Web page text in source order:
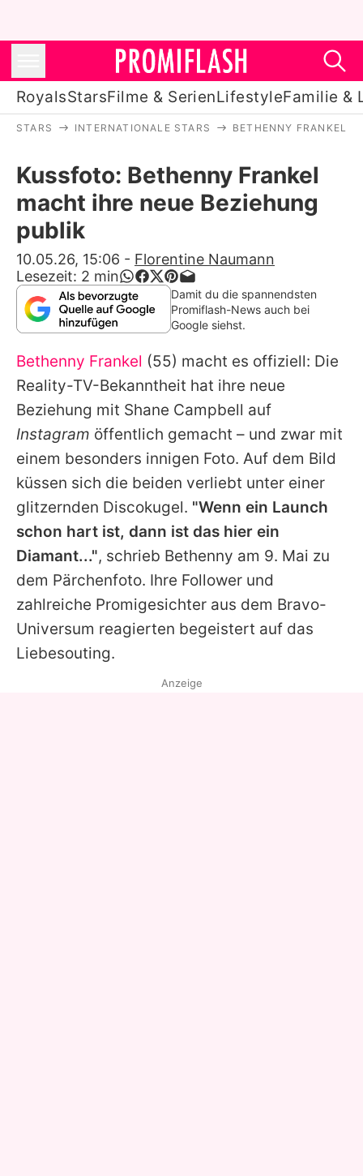
RoyalsStarsFilme & SerienLifestyleFamilie &
Stars
Filme & Serien
Lifestyle
Familie & Liebe
Promiflash Exklusiv
Alle Themen auf Promiflash
Jobs
App runterladen
Team
Redaktionelle Richtlinien
Impressum
Datenschutzerklärung
Nutzungsbedingungen
STARS INTERNATIONALE STARS BETHENNY FRANKEL
Kussfoto: Bethenny Frankel
macht ihre neue Beziehung
publik
10.05.26, 15:06 - Florentine Naumann
Lesezeit: 2 min
Damit du die spannendsten
Promiflash-News auch bei
Google siehst.
Bethenny Frankel (55) macht es offiziell: Die
Reality-TV-Bekanntheit hat ihre neue
Beziehung mit Shane Campbell auf
Instagram öffentlich gemacht – und zwar mit
einem besonders innigen Foto. Auf dem Bild
küssen sich die beiden verliebt unter einer
glitzernden Discokugel. "Wenn ein Launch
schon hart ist, dann ist das hier ein
Diamant...", schrieb Bethenny am 9. Mai zu
dem Pärchenfoto. Ihre Follower und
zahlreiche Promigesichter aus dem Bravo-
Universum reagierten begeistert auf das
Liebesouting.
Anzeige